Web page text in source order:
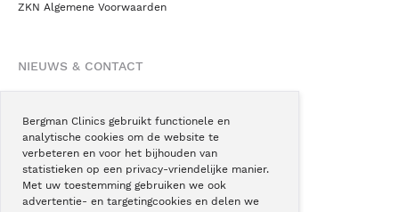
Bergman Clinics gebruikt functionele en
analytische cookies om de website te
verbeteren en voor het bijhouden van
statistieken op een privacy-vriendelijke manier.
Met uw toestemming gebruiken we ook
advertentie- en targetingcookies en delen we
ZKN Algemene Voorwaarden
NIEUWS & CONTACT
Blogs
Podcast
Pressroom
Instagram